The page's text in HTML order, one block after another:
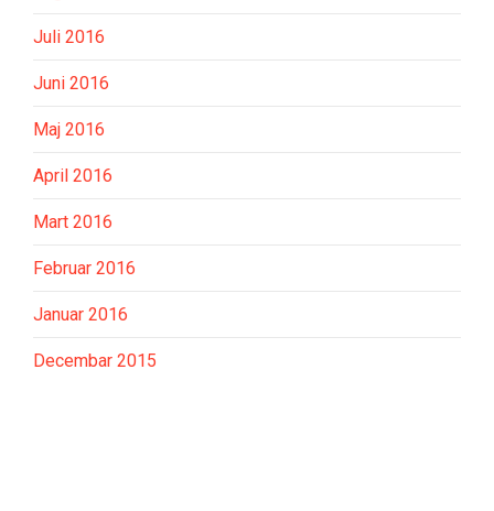
Juli 2016
Juni 2016
Maj 2016
April 2016
Mart 2016
Februar 2016
Januar 2016
Decembar 2015